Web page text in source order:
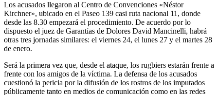
Los acusados llegaron al Centro de Convenciones «Néstor
Kirchner», ubicado en el Paseo 139 casi ruta nacional 11, donde
desde las 8.30 empezará el procedimiento. De acuerdo por lo
dispuesto el juez de Garantías de Dolores David Mancinelli, habrá
otras tres jornadas similares: el viernes 24, el lunes 27 y el martes 28
de enero.
Será la primera vez que, desde el ataque, los rugbiers estarán frente a
frente con los amigos de la víctima. La defensa de los acusados
cuestionó la pericia por la difusión de los rostros de los imputados
públicamente tanto en medios de comunicación como en las redes